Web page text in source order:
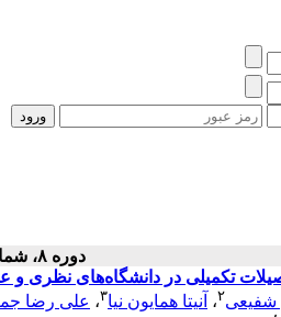
دوره ۸، شماره ۱ - ( ۱۳۹۵ )
تکمیلی در دانشگاه‌های نظری و
شفیعی۲، آنیتا همایون نیا۳، علی رضا